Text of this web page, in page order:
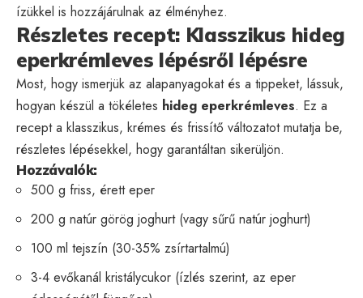
ízükkel is hozzájárulnak az élményhez.
Részletes recept: Klasszikus hideg
eperkrémleves lépésről lépésre
Most, hogy ismerjük az alapanyagokat és a tippeket, lássuk,
hogyan készül a tökéletes hideg eperkrémleves. Ez a
recept a klasszikus, krémes és frissítő változatot mutatja be,
részletes lépésekkel, hogy garantáltan sikerüljön.
Hozzávalók:
500 g friss, érett eper
200 g natúr görög joghurt (vagy sűrű natúr joghurt)
100 ml tejszín (30-35% zsírtartalmú)
3-4 evőkanál kristálycukor (ízlés szerint, az eper